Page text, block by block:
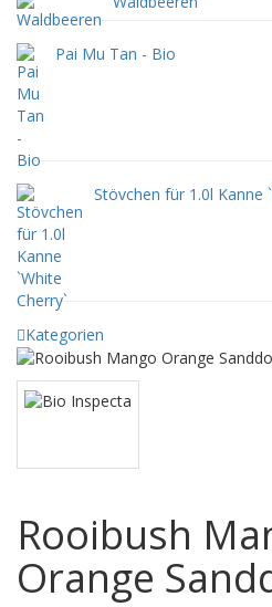
Pai Mu Tan - Bio
Stövchen für 1.0l Kanne
Kategorien
Rooibush
Orange